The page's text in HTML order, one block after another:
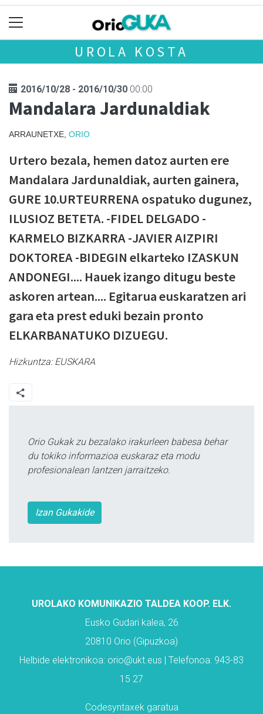
UROLA KOSTA
2016/10/28 - 2016/10/30 00:00
Mandalara Jardunaldiak
ARRAUNETXE, ORIO
Urtero bezala, hemen datoz aurten ere
Mandalara Jardunaldiak, aurten gainera,
GURE 10.URTEURRENA ospatuko dugunez,
ILUSIOZ BETETA. -FIDEL DELGADO -
KARMELO BIZKARRA -JAVIER AIZPIRI
DOKTOREA -BIDEGIN elkarteko IZASKUN
ANDONEGI.... Hauek izango ditugu beste
askoren artean.... Egitarua euskaratzen ari
gara eta prest eduki bezain pronto
ELKARBANATUKO DIZUEGU.
Hizkuntza:EUSKARA
Orio Gukak zu bezalako irakurleen babesa behar
du tokiko informazioa euskaraz eta modu
profesionalean lantzen jarraitzeko.
Izan Gukakide
UROLAKO KOMUNIKAZIO TALDEA KOOP. ELK.
Eusko Gudari kalea, 26
20810 Orio (Gipuzkoa)
Helbide elektronikoa: orio@ukt.eus | Telefonoa: 943-83
15 27
Codesyntaxek garatua